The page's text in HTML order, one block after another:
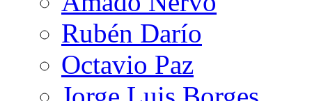
Rubén Darío
Octavio Paz